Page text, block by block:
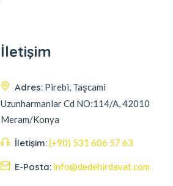
İletişim
Adres: Pirebi, Taşcami
Uzunharmanlar Cd NO:114/A, 42010
Meram/Konya
İletişim:(+90) 531 606 57 63
E-Posta: info@dedehirdavat.com